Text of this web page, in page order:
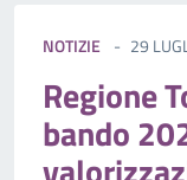
NOTIZIE 29
Regione
bando